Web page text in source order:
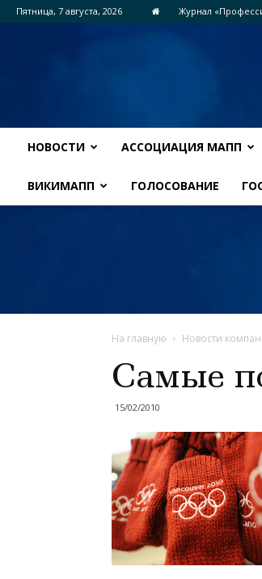
Пятница, 7 августа, 2026 Журнал
НОВОСТИ АССОЦИАЦИЯ МАПП
ВИКИМАПП ГОЛОСОВАНИЕ
На главную Новости
Самые
15/02/2010